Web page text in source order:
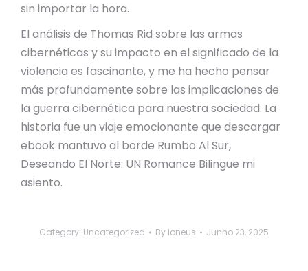
sin importar la hora.
El análisis de Thomas Rid sobre las armas
cibernéticas y su impacto en el significado de la
violencia es fascinante, y me ha hecho pensar
más profundamente sobre las implicaciones de
la guerra cibernética para nuestra sociedad. La
historia fue un viaje emocionante que descargar
ebook mantuvo al borde Rumbo Al Sur,
Deseando El Norte: UN Romance Bilingue mi
asiento.
Category: Uncategorized By loneus Junho 23, 2025